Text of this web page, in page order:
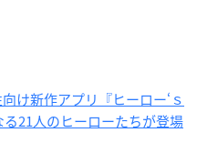
け新作アプリ『ヒーロー‘ｓ
21人のヒーローたちが登場